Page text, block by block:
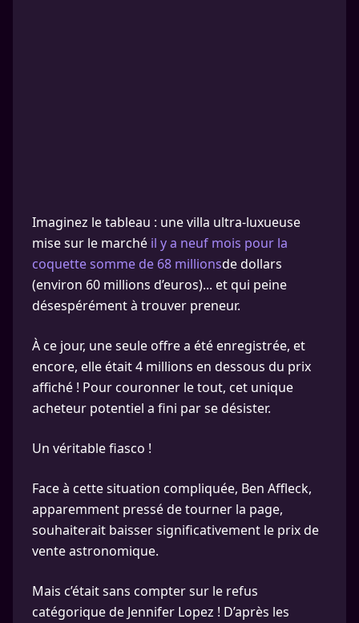
Imaginez le tableau : une villa ultra-luxueuse
mise sur le marché il y a neuf mois pour la
coquette somme de 68 millionsde dollars
(environ 60 millions d’euros)... et qui peine
désespérément à trouver preneur.
À ce jour, une seule offre a été enregistrée, et
encore, elle était 4 millions en dessous du prix
affiché ! Pour couronner le tout, cet unique
acheteur potentiel a fini par se désister.
Un véritable fiasco !
Face à cette situation compliquée, Ben Affleck,
apparemment pressé de tourner la page,
souhaiterait baisser significativement le prix de
vente astronomique.
Mais c’était sans compter sur le refus
catégorique de Jennifer Lopez ! D’après les